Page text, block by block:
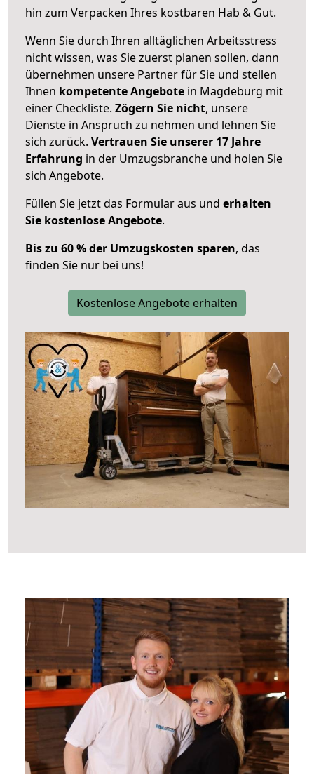
hin zum Verpacken Ihres kostbaren Hab & Gut.
Wenn Sie durch Ihren alltäglichen Arbeitsstress
nicht wissen, was Sie zuerst planen sollen, dann
übernehmen unsere Partner für Sie und stellen
Ihnen kompetente Angebote in Magdeburg mit
einer Checkliste. Zögern Sie nicht, unsere
Dienste in Anspruch zu nehmen und lehnen Sie
sich zurück. Vertrauen Sie unserer 17 Jahre
Erfahrung in der Umzugsbranche und holen Sie
sich Angebote.
Füllen Sie jetzt das Formular aus und erhalten
Sie kostenlose Angebote.
Bis zu 60 % der Umzugskosten sparen, das
finden Sie nur bei uns!
Kostenlose Angebote erhalten